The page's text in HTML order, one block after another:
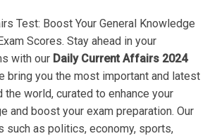
Test: Boost Your General Knowledge
Scores. Stay ahead in your
with our Daily Current Affairs 2024
bring you the most important and latest
the world, curated to enhance your
and boost your exam preparation. Our
such as politics, economy, sports,